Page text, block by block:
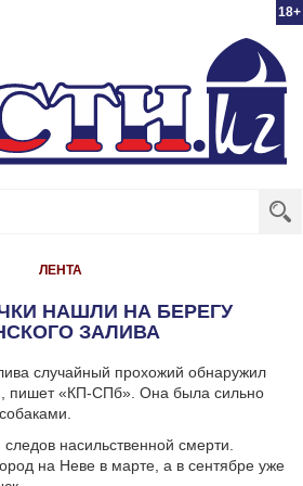
18+
ЛЕНТА
НАШЛИ НА БЕРЕГУ
ЗАЛИВА
случайный прохожий обнаружил
пишет «КП-СПб». Она была сильно
насильственной смерти.
на Неве в марте, а в сентябре уже